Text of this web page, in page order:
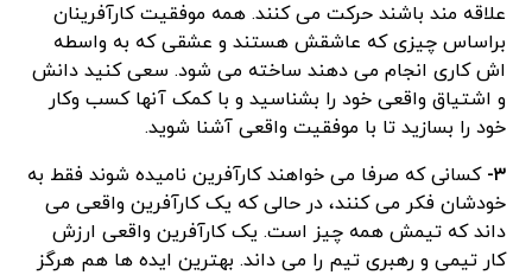
علاقه مند باشند حرکت می کنند. همه موفقیت کارآفرینان
براساس چیزی که عاشقش هستند و عشقی که به واسطه
اش کاری انجام می دهند ساخته می شود. سعی کنید دانش
و اشتیاق واقعی خود را بشناسید و با کمک آنها کسب وکار
خود را بسازید تا با موفقیت واقعی آشنا شوید.
۳- کسانی که صرفا می خواهند کارآفرین نامیده شوند فقط به
خودشان فکر می کنند، در حالی که یک کارآفرین واقعی می
داند که تیمش همه چیز است. یک کارآفرین واقعی ارزش
کار تیمی و رهبری تیم را می داند. بهترین ایده ها هم هرگز